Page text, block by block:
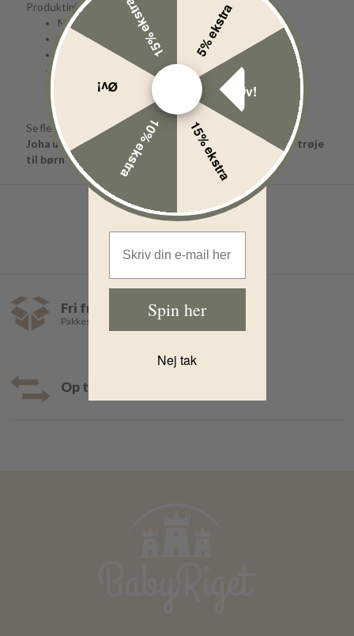
Produktinformation:
Mærke: Joha
Model: undertrøje
Farve: støvet blå
Materiale: 98% bomuld, 2% lycra - OEKO-TEX100-
certificeret.
Se flere lignende produkter her:
Joha undertøj
Joha nattøj Joha
Undertrøje
til børn
Fri fragt over 499,-
Pakkeshop 35,- | Hjemmelevering fra 39,-
Op til 30 dages returret
5% ekstra
Øv!
15% ekstra
10% ekstra
Øv!
15% ekstra
Spin her
Nej tak